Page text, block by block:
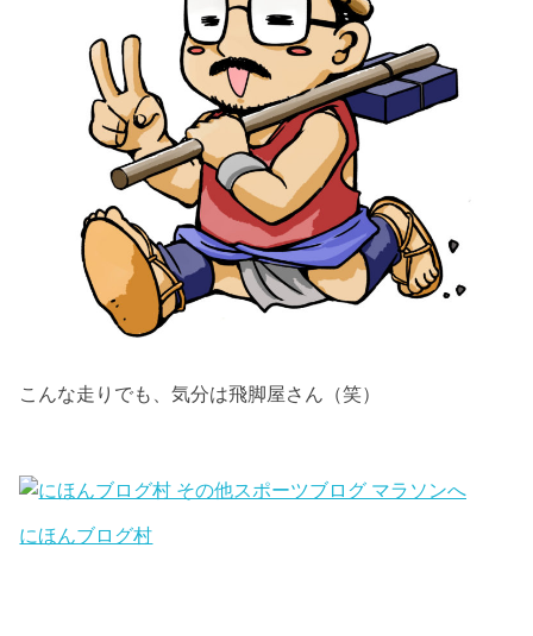
こんな走りでも、気分は飛脚屋さん（笑）
にほんブログ村